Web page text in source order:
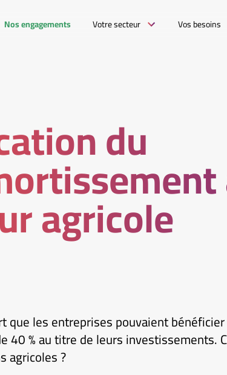
Nos engagements Votre secteur Vos besoins
du
agricole
que les entreprises pouvaient
40 % au titre de leurs investissements.
agricoles ?